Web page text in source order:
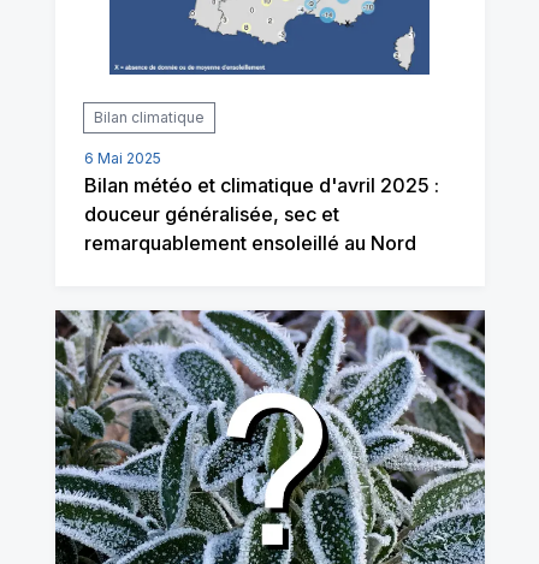
Bilan climatique
6 Mai 2025
Bilan météo et climatique d'avril 2025 :
douceur généralisée, sec et
remarquablement ensoleillé au Nord